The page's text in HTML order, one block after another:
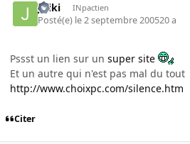
Jiriki INpactien
Posté(e) le 2 septembre 200520 a
Pssst un lien sur un super site
Et un autre qui n'est pas mal du tout
http://www.choixpc.com/silence.htm
Citer